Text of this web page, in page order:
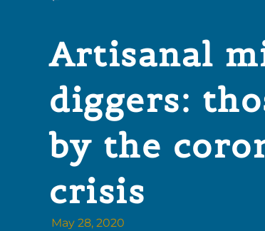
Artisanal
diggers:
by the
crisis
May 28, 2020